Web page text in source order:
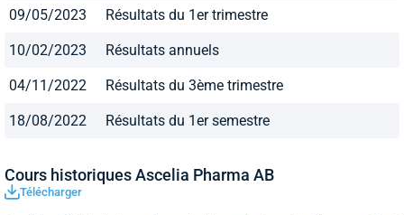
09/05/2023 Résultats du 1er trimestre
10/02/2023 Résultats annuels
04/11/2022 Résultats du 3ème trimestre
18/08/2022 Résultats du 1er semestre
Cours historiques Ascelia Pharma AB
Télécharger